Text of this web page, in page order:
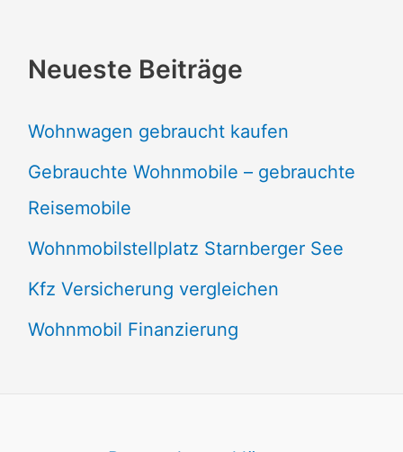
Neueste Beiträge
Wohnwagen gebraucht kaufen
Gebrauchte Wohnmobile – gebrauchte
Reisemobile
Wohnmobilstellplatz Starnberger See
Kfz Versicherung vergleichen
Wohnmobil Finanzierung